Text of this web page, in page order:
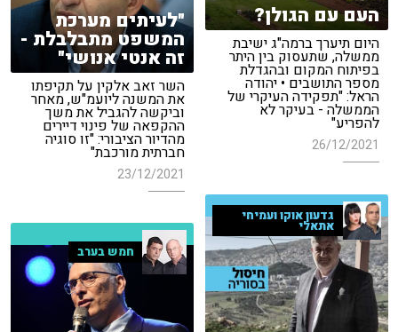
העם עם הגולן?
היום תיערך ברמה"ג ישיבת
ממשלה, שתעסוק בין היתר
בפיתוח המקום ובהגדלת
מספר התושבים • יהודה
הראל: "תפקידה העיקרי של
הממשלה - בעיקר לא
להפריע"
26/12/2021
"לעיתים מערכת
המשפט מתבלבלת -
זה אנטי אנושי"
השר זאב אלקין על תקיפתו
את המשנה ליועמ"ש, מאחר
וביקשה להגביל את משך
ההקפאה של פינוי דיירים
מהדיור הציבורי: "זו סוגיה
חברתית מורכבת"
23/12/2021
גדעון אוקו ועמיחי
אתאלי
חמש בערב